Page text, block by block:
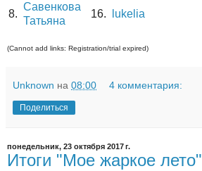
8.
Савенкова
Татьяна
16. lukelia
(Cannot add links: Registration/trial expired)
Unknown на 08:00 4 комментария:
Поделиться
понедельник, 23 октября 2017 г.
Итоги "Мое жаркое лето"